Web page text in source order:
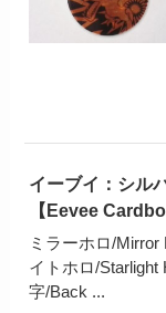
イーブイ：シル
【Eevee
ミラーホロ/Mirror
イトホロ/Starlight
字/Back ...